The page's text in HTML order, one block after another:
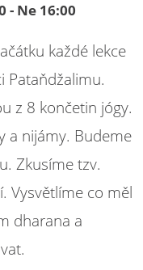
- Ne 16:00
každé lekce
Pataňdžalimu.
z 8 končetin jógy.
a nijámy. Budeme
Zkusíme tzv.
Vysvětlíme co měl
dharana a